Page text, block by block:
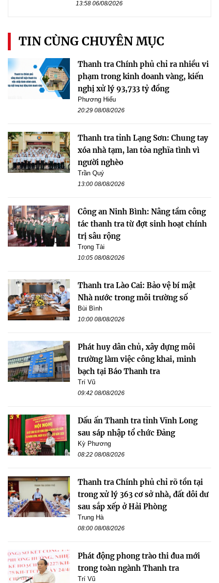
13:58 06/08/2026
TIN CÙNG CHUYÊN MỤC
Thanh tra Chính phủ chỉ ra nhiều vi
phạm trong kinh doanh vàng, kiến
nghị xử lý 93,733 tỷ đồng
Phương Hiếu
20:29 08/08/2026
Thanh tra tỉnh Lạng Sơn: Chung tay
xóa nhà tạm, lan tỏa nghĩa tình vì
người nghèo
Trần Quý
13:00 08/08/2026
Công an Ninh Bình: Nâng tầm công
tác thanh tra từ đợt sinh hoạt chính
trị sâu rộng
Trọng Tài
10:05 08/08/2026
Thanh tra Lào Cai: Bảo vệ bí mật
Nhà nước trong môi trường số
Bùi Bình
10:00 08/08/2026
Phát huy dân chủ, xây dựng môi
trường làm việc công khai, minh
bạch tại Báo Thanh tra
Trí Vũ
09:42 08/08/2026
Dấu ấn Thanh tra tỉnh Vĩnh Long
sau sáp nhập tổ chức Đảng
Kỳ Phương
08:22 08/08/2026
Thanh tra Chính phủ chỉ rõ tồn tại
trong xử lý 363 cơ sở nhà, đất dôi dư
sau sắp xếp ở Hải Phòng
Trung Hà
08:00 08/08/2026
Phát động phong trào thi đua mới
trong toàn ngành Thanh tra
Trí Vũ